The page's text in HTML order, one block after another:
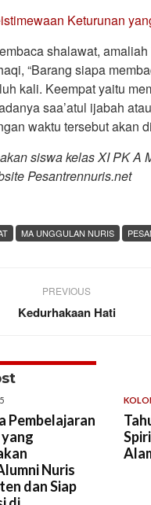
Keturunan
shalawat,
“Barang siapa
kali. Keempat yaitu
saa’atul ijabah
waktu tersebut akan
siswa kelas XI PK A
Pesantrennuris.net
MA UNGGULAN NURIS
PREVIOUS
Kedurhakaan Hati
Pembelajaran
Nuris
dan Siap